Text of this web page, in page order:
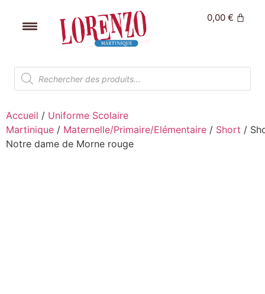
0,00 €
Accueil / Uniforme Scolaire
Martinique / Maternelle/Primaire/Elémentaire / Short /
Notre dame de Morne rouge